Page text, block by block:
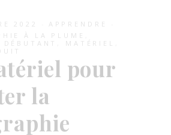
2022
APPRENDRE
À LA PLUME
DÉBUTANT MATÉRIEL
pour
la